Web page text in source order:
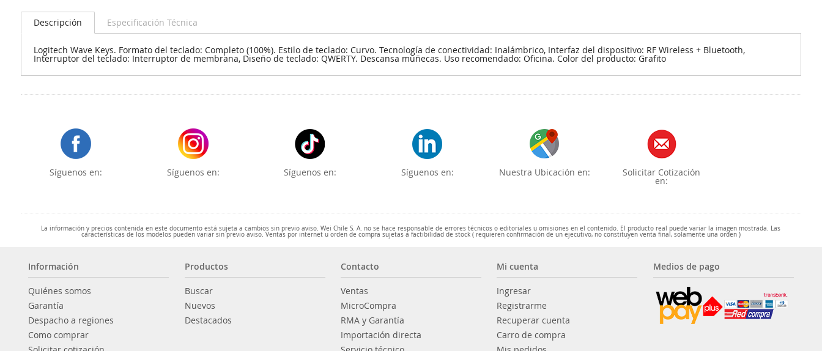
Descripción Especificación Técnica
Logitech Wave Keys. Formato del teclado: Completo (100%). Estilo de teclado: Curvo. Tecnología de conectividad: Inalámbrico, Interfaz del dispositivo: RF Wireless + Bluetooth,
Interruptor del teclado: Interruptor de membrana, Diseño de teclado: QWERTY. Descansa muñecas. Uso recomendado: Oficina. Color del producto: Grafito
Síguenos en: Síguenos en: Síguenos en: Síguenos en: Nuestra Ubicación en: Solicitar Cotización
en:
La información y precios contenida en este documento está sujeta a cambios sin previo aviso. Wei Chile S. A. no se hace responsable de errores técnicos o editoriales u omisiones en el contenido. El producto real puede variar la imagen mostrada. Las
características de los modelos pueden variar sin previo aviso. Ventas por internet u orden de compra sujetas a factibilidad de stock ( requieren confirmación de un ejecutivo, no constituyen venta final, solamente una orden )
Información
Quiénes somos
Garantía
Despacho a regiones
Como comprar
Productos
Buscar
Nuevos
Destacados
Contacto
Ventas
MicroCompra
RMA y Garantía
Importación directa
Mi cuenta
Ingresar
Registrarme
Recuperar cuenta
Carro de compra
Medios de pago